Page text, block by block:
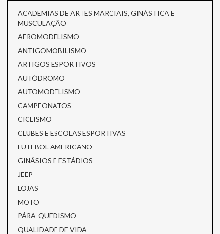
ACADEMIAS DE ARTES MARCIAIS, GINÁSTICA E
MUSCULAÇÃO
AEROMODELISMO
ANTIGOMOBILISMO
ARTIGOS ESPORTIVOS
AUTÓDROMO
AUTOMODELISMO
CAMPEONATOS
CICLISMO
CLUBES E ESCOLAS ESPORTIVAS
FUTEBOL AMERICANO
GINÁSIOS E ESTÁDIOS
JEEP
LOJAS
MOTO
PÁRA-QUEDISMO
QUALIDADE DE VIDA